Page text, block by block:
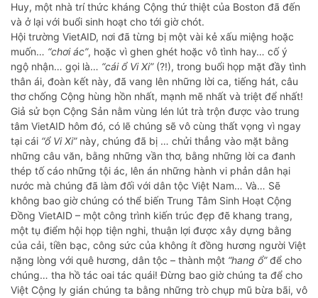
Huy, một nhà trí thức kháng Cộng thứ thiệt của Boston đã đến
và ở lại với buổi sinh hoạt cho tới giờ chót.
Hội trường VietAID, nơi đã từng bị một vài kẻ xấu miệng hoặc
muốn… “chơi ác”, hoặc vì ghen ghét hoặc vô tình hay… cố ý
ngộ nhận… gọi là… “cái ổ Vi Xi”(?!), trong buổi họp mặt đầy tình
thân ái, đoàn kết này, đã vang lên những lời ca, tiếng hát, câu
thơ chống Cộng hùng hồn nhất, mạnh mẽ nhất và triệt để nhất!
Giả sử bọn Cộng Sản nằm vùng lén lút trà trộn được vào trung
tâm VietAID hôm đó, có lẽ chúng sẽ vô cùng thất vọng vì ngay
tại cái “ổ Vi Xi”này, chúng đã bị … chửi thẳng vào mặt bằng
những câu văn, bằng những vần thơ, bằng những lời ca đanh
thép tố cáo những tội ác, lên án những hành vi phản dân hại
nước mà chúng đã làm đối với dân tộc Việt Nam… Và… Sẽ
không bao giờ chúng có thể biến Trung Tâm Sinh Hoạt Cộng
Đồng VietAID – một công trình kiến trúc đẹp đẽ khang trang,
một tụ điểm hội họp tiện nghi, thuận lợi được xây dựng bằng
của cải, tiền bạc, công sức của không ít đồng hương người Việt
nặng lòng với quê hương, dân tộc – thành một “hang ổ”để cho
chúng… tha hồ tác oai tác quái! Đừng bao giờ chúng ta để cho
Việt Cộng ly gián chúng ta bằng những trò chụp mũ bừa bãi, vô